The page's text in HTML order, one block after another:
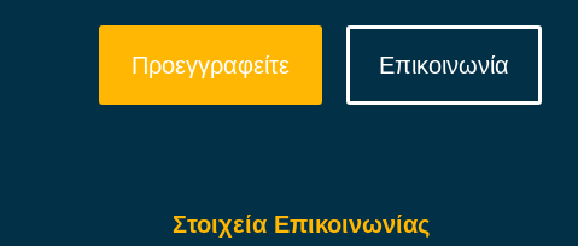
Προεγγραφείτε Επικοινωνία
Στοιχεία Επικοινωνίας